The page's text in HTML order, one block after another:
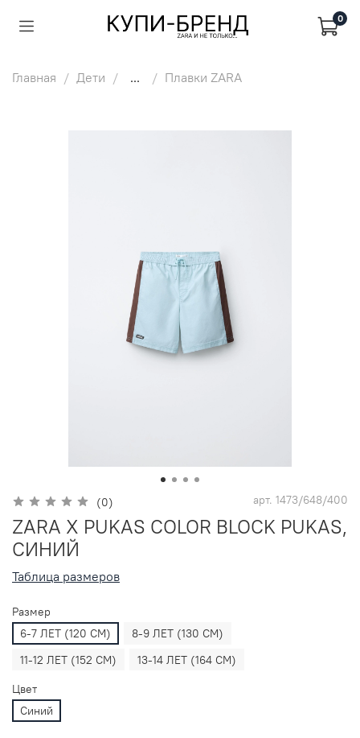
0
Главная Дети ... Плавки ZARA
(0) арт. 1473/648/400
ZARA X PUKAS COLOR BLOCK PUKAS,
СИНИЙ
Таблица размеров
Размер
6-7 ЛЕТ (120 СМ)
8-9 ЛЕТ (130 СМ)
11-12 ЛЕТ (152 СМ)
13-14 ЛЕТ (164 СМ)
Цвет
Синий